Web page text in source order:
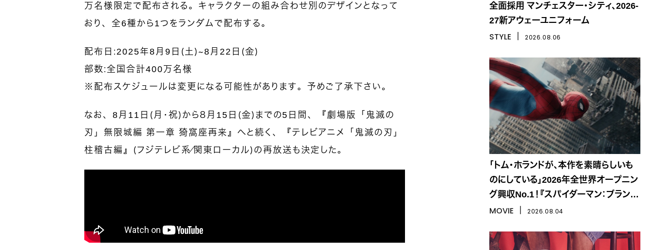
万名様限定で配布される。キャラクターの組み合わせ別のデザインとなって
おり、全6種から1つをランダムで配布する。
配布日：2025年8月9日（土）～8月22日（金）
部数：全国合計400万名様
※配布スケジュールは変更になる可能性があります。予めご了承下さい。
なお、8月11日（月・祝）から８月15日（金）までの5日間、『劇場版「鬼滅の
刃」無限城編 第一章 猗窩座再来』へと続く、『テレビアニメ「鬼滅の刃」
柱稽古編』（フジテレビ系／関東ローカル）の再放送も決定した。
全面採用 マンチェスター・シティ、2026-
27新アウェーユニフォーム
STYLE 2026.08.06
「トム・ホランドが、本作を素晴らしいも
のにしている」2026年全世界オープニン
グ興収No.1！『スパイダーマン：ブラン
ド・ニュー・デイ』
MOVIE 2026.08.04